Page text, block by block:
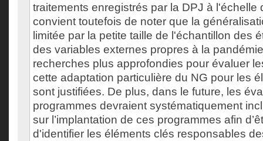
traitements enregistrés par la DPJ à l'échelle
convient toutefois de noter que la
limitée par la petite taille de l'échantillon des
des variables externes propres à la
recherches plus approfondies pour évaluer
cette adaptation particulière du NG pour les
sont justifiées. De plus, dans le future, les
programmes devraient systématiquement
sur l’implantation de ces programmes afin
d'identifier les éléments clés responsables